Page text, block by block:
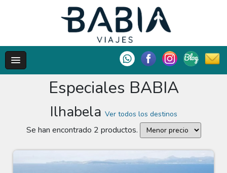
Especiales BABIA
Ilhabela Ver todos los destinos
Se han encontrado 2 productos.